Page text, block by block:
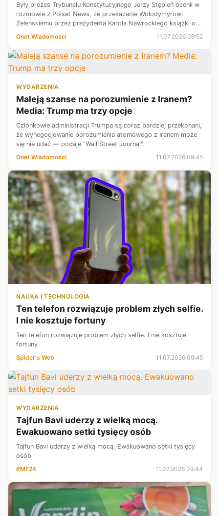
Były prezes Trybunału Konstytucyjnego Jerzy Stępień ocenił w
rozmowie z Polsat News, że przekazanie Wołodymyrowi
Zełenskiemu przez prezydenta Karola Nawrockiego książki o
zbrodni wołyńskiej miało charakter "udanej prowokacji". W jego
opinii taki gest...
Onet Wiadomości 11.07.2026 09:52
WYDARZENIA
Maleją szanse na porozumienie z Iranem?
Media: Trump ma trzy opcje
Członkowie administracji Trumpa są coraz bardziej przekonani,
że wynegocjowanie porozumienia atomowego z Iranem może
się nie udać — podaje "Wall Street Journal".
Onet Wiadomości
11.07.2026 09:45
NAUKA I TECHNOLOGIA
Ten telefon rozwiązuje problem złych selfie.
I nie kosztuje fortuny
Ten telefon rozwiązuje problem złych selfie. I nie kosztuje
fortuny
Spider's Web
11.07.2026 09:45
WYDARZENIA
Tajfun Bavi uderzy z wielką mocą.
Ewakuowano setki tysięcy osób
Tajfun Bavi uderzy z wielką mocą. Ewakuowano setki tysięcy
osób
RMF24
11.07.2026 09:44